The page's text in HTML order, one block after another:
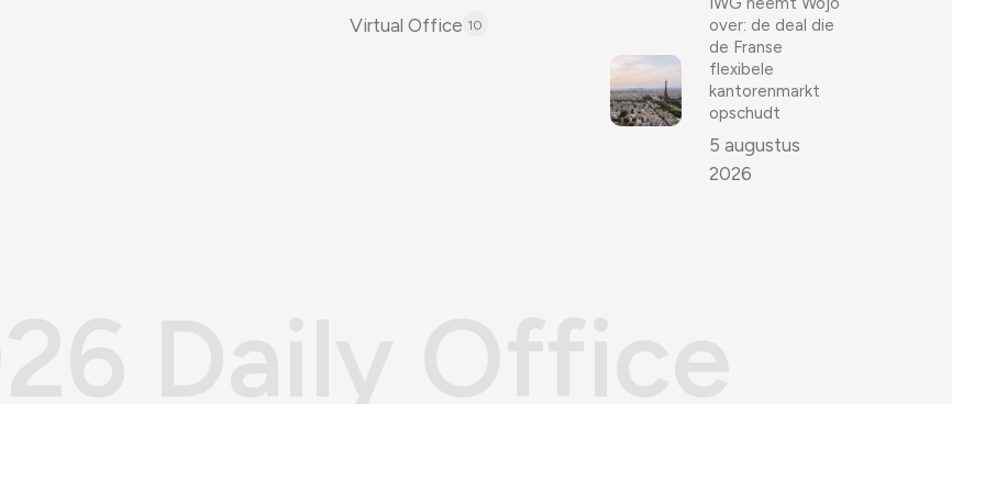
Virtual Office 10
over: de deal die
de Franse
flexibele
kantorenmarkt
opschudt
5 augustus
2026